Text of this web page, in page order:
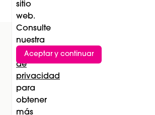
Suscríbete al newsletter
sitio
web.
Consulte
nuestra
Política
de
privacidad
para
obtener
más
Aceptar y continuar